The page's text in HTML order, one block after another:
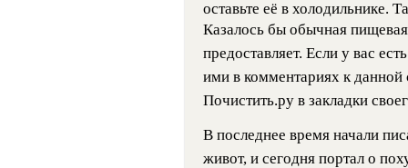
оставьте её в холодильнике.
Казалось бы обычная
предоставляет. Если у вас
ими в комментариях к данной
Почистить.ру в закладки
В последнее время начали
живот, и сегодня портал о